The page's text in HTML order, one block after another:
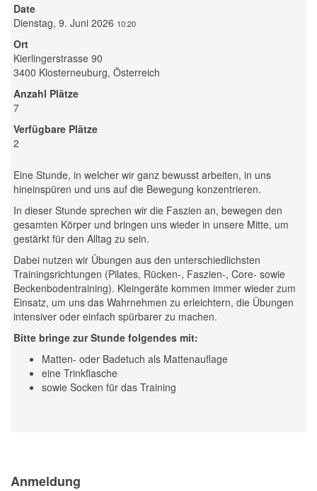
Date
Dienstag, 9. Juni 2026 10:20
Ort
Kierlingerstrasse 90
3400 Klosterneuburg, Österreich
Anzahl Plätze
7
Verfügbare Plätze
2
Eine Stunde, in welcher wir ganz bewusst arbeiten, in uns
hineinspüren und uns auf die Bewegung konzentrieren.
In dieser Stunde sprechen wir die Faszien an, bewegen den
gesamten Körper und bringen uns wieder in unsere Mitte, um
gestärkt für den Alltag zu sein.
Dabei nutzen wir Übungen aus den unterschiedlichsten
Trainingsrichtungen (Pilates, Rücken-, Faszien-, Core- sowie
Beckenbodentraining). Kleingeräte kommen immer wieder zum
Einsatz, um uns das Wahrnehmen zu erleichtern, die Übungen
intensiver oder einfach spürbarer zu machen.
Bitte bringe zur Stunde folgendes mit:
Matten- oder Badetuch als Mattenauflage
eine Trinkflasche
sowie Socken für das Training
Anmeldung